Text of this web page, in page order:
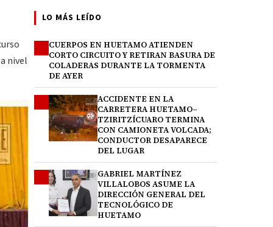
nivel
LO MÁS LEÍDO
CUERPOS EN HUETAMO ATIENDEN
CORTO CIRCUITO Y RETIRAN BASURA DE
COLADERAS DURANTE LA TORMENTA
DE AYER
ACCIDENTE EN LA
CARRETERA HUETAMO–
TZIRITZÍCUARO TERMINA
CON CAMIONETA VOLCADA;
CONDUCTOR DESAPARECE
DEL LUGAR
GABRIEL MARTÍNEZ
VILLALOBOS ASUME LA
DIRECCIÓN GENERAL DEL
TECNOLÓGICO DE
HUETAMO